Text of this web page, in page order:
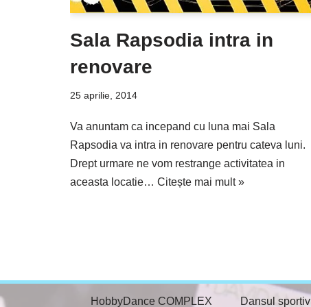
Sala Rapsodia intra in
renovare
25 aprilie, 2014
Va anuntam ca incepand cu luna mai Sala
Rapsodia va intra in renovare pentru cateva luni.
Drept urmare ne vom restrange activitatea in
aceasta locatie… Citește mai mult »
HobbyDance COMPLEX Dansul sportiv